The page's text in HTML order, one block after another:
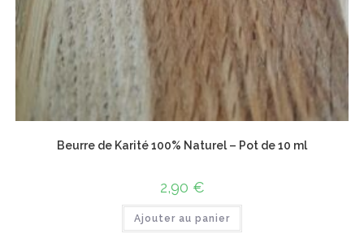
Beurre de Karité 100% Naturel – Pot de 10 ml
2,90 €
Ajouter au panier